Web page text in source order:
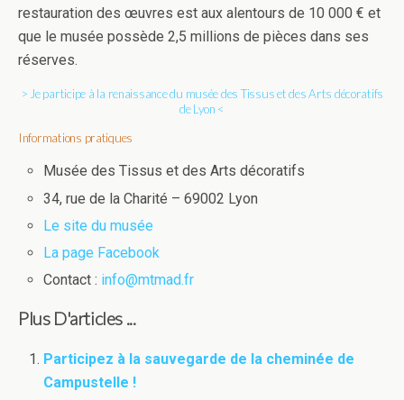
restauration des œuvres est aux alentours de 10 000 € et
que le musée possède 2,5 millions de pièces dans ses
réserves.
> Je participe à la renaissance du musée des Tissus et des Arts décoratifs
de Lyon <
Informations pratiques
Musée des Tissus et des Arts décoratifs
34, rue de la Charité – 69002 Lyon
Le site du musée
La page Facebook
Contact : info@mtmad.fr
Plus D'articles ...
Participez à la sauvegarde de la cheminée de
Campustelle !